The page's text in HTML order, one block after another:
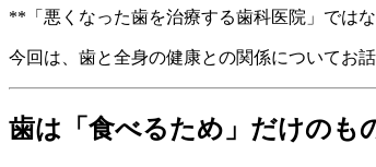
**「悪くなった歯を治療する歯科医院」では
今回は、歯と全身の健康との関係についてお話
歯は「食べるため」だけのも